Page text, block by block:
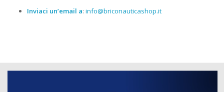
Inviaci un’email a: info@briconauticashop.it